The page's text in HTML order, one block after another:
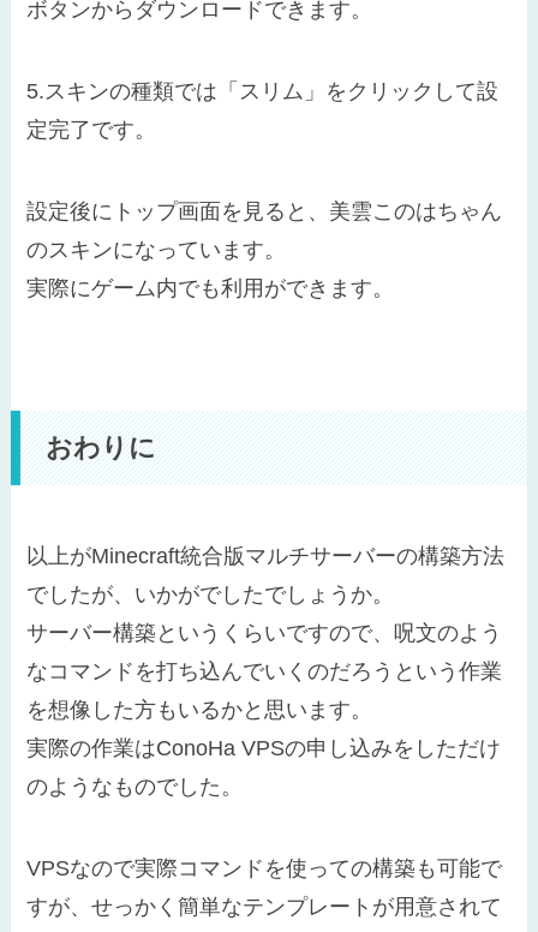
ボタンからダウンロードできます。
5.スキンの種類では「スリム」をクリックして設
定完了です。
設定後にトップ画面を見ると、美雲このはちゃん
のスキンになっています。
実際にゲーム内でも利用ができます。
おわりに
以上がMinecraft統合版マルチサーバーの構築方法
でしたが、いかがでしたでしょうか。
サーバー構築というくらいですので、呪文のよう
なコマンドを打ち込んでいくのだろうという作業
を想像した方もいるかと思います。
実際の作業はConoHa VPSの申し込みをしただけ
のようなものでした。
VPSなので実際コマンドを使っての構築も可能で
すが、せっかく簡単なテンプレートが用意されて